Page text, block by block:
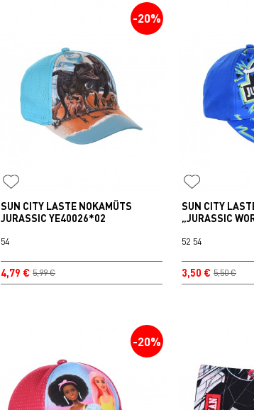
-20%
SUN CITY LASTE NOKAMÜTS
JURASSIC YE40026*02
4,79 € 5,99 €
54
SUN CITY
„JURASSIC
3,50 € 5,50 €
52 54
-20%